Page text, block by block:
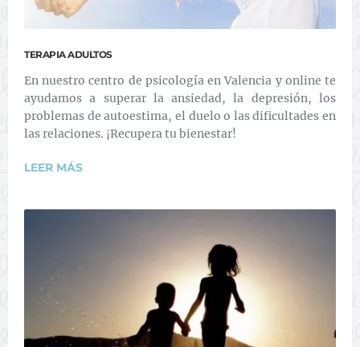
TERAPIA ADULTOS
En nuestro centro de psicología en Valencia y online te
ayudamos a superar la ansiedad, la depresión, los
problemas de autoestima, el duelo o las dificultades en
las relaciones. ¡Recupera tu bienestar!
LEER MÁS